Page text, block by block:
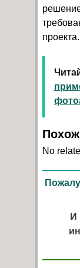
проекта.
No
И